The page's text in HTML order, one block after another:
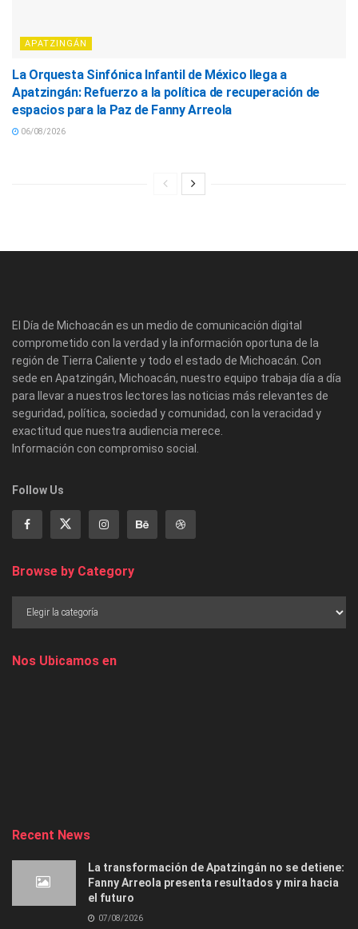
APATZINGÁN
La Orquesta Sinfónica Infantil de México llega a
Apatzingán: Refuerzo a la política de recuperación de
espacios para la Paz de Fanny Arreola
06/08/2026
El Día de Michoacán es un medio de comunicación digital
comprometido con la verdad y la información oportuna de la
región de Tierra Caliente y todo el estado de Michoacán. Con
sede en Apatzingán, Michoacán, nuestro equipo trabaja día a día
para llevar a nuestros lectores las noticias más relevantes de
seguridad, política, sociedad y comunidad, con la veracidad y
exactitud que nuestra audiencia merece.
Información con compromiso social.
Follow Us
Browse by Category
Nos Ubicamos en
Recent News
La transformación de Apatzingán no se detiene:
Fanny Arreola presenta resultados y mira hacia
el futuro
07/08/2026